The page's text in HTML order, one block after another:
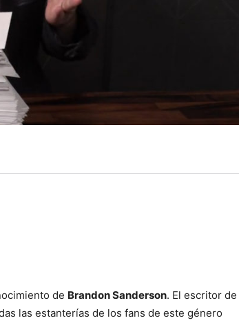
de Brandon Sanderson. El escritor de
las estanterías de los fans de este género